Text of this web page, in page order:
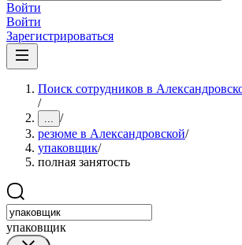
Войти
Войти
Зарегистрироваться
Поиск сотрудников в
/
... /
резюме в Александровской/
упаковщик/
полная занятость
упаковщик